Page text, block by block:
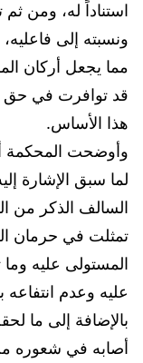
استناداً له، ومن
ونسبته إلى فاعليه،
مما يجعل أركان
قد توافرت في حق
هذا الأساس.
وأوضحت المحكمة
لما سبق الإشارة
السالف الذكر من
تمثلت في حرمان
المستولى عليه
عليه وعدم انتفاعه
بالإضافة إلى ما
أصابه في شعوره